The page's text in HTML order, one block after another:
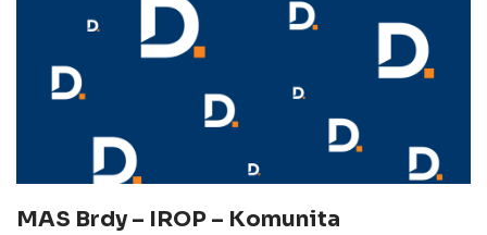
MAS Brdy – IROP – Komunita